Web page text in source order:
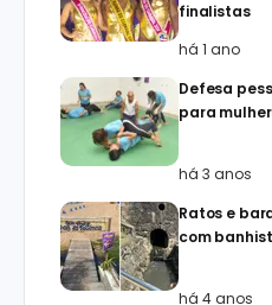
finalistas
há 1 ano
Defesa
para
há 3 anos
Ratos e
com
há 4 anos